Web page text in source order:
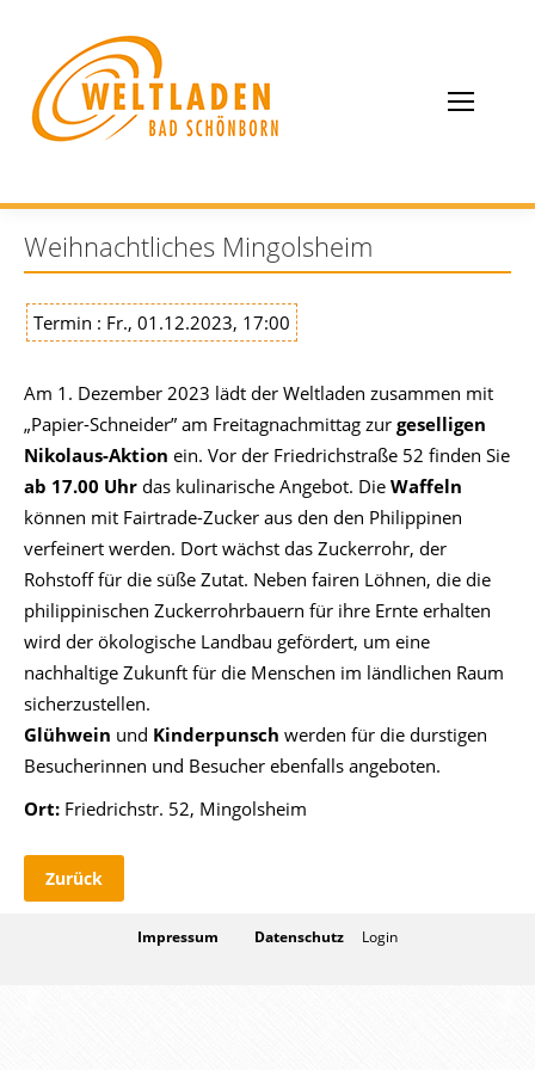
Weihnachtliches Mingolsheim
Termin : Fr., 01.12.2023, 17:00
Am 1. Dezember 2023 lädt der Weltladen zusammen mit
„Papier-Schneider” am Freitagnachmittag zur geselligen
Nikolaus-Aktion ein. Vor der Friedrichstraße 52 finden Sie
ab 17.00 Uhr das kulinarische Angebot. Die Waffeln
können mit Fairtrade-Zucker aus den den Philippinen
verfeinert werden. Dort wächst das Zuckerrohr, der
Rohstoff für die süße Zutat. Neben fairen Löhnen, die die
philippinischen Zuckerrohrbauern für ihre Ernte erhalten
wird der ökologische Landbau gefördert, um eine
nachhaltige Zukunft für die Menschen im ländlichen Raum
sicherzustellen.
Glühwein und Kinderpunsch werden für die durstigen
Besucherinnen und Besucher ebenfalls angeboten.
Ort: Friedrichstr. 52, Mingolsheim
Zurück
Impressum Datenschutz Login